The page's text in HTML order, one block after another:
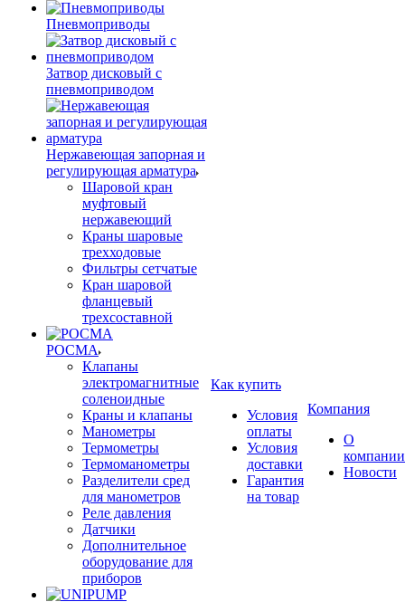
Пневмоприводы
Затвор дисковый с
пневмоприводом
Нержавеющая запорная и
регулирующая арматура
Шаровой кран
муфтовый
нержавеющий
Краны шаровые
трехходовые
Фильтры сетчатые
Кран шаровой
фланцевый
трехсоставной
РОСМА
Клапаны
электромагнитные
соленоидные
Краны и клапаны
Манометры
Термометры
Термоманометры
Разделители сред
для манометров
Реле давления
Датчики
Дополнительное
оборудование для
приборов
Как купить
Условия
оплаты
Условия
доставки
Гарантия
на товар
Компания
О
компании
Новости